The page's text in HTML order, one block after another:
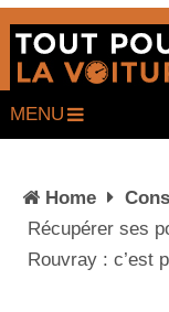
MENU
Home
Récupérer ses
Rouvray : c’est